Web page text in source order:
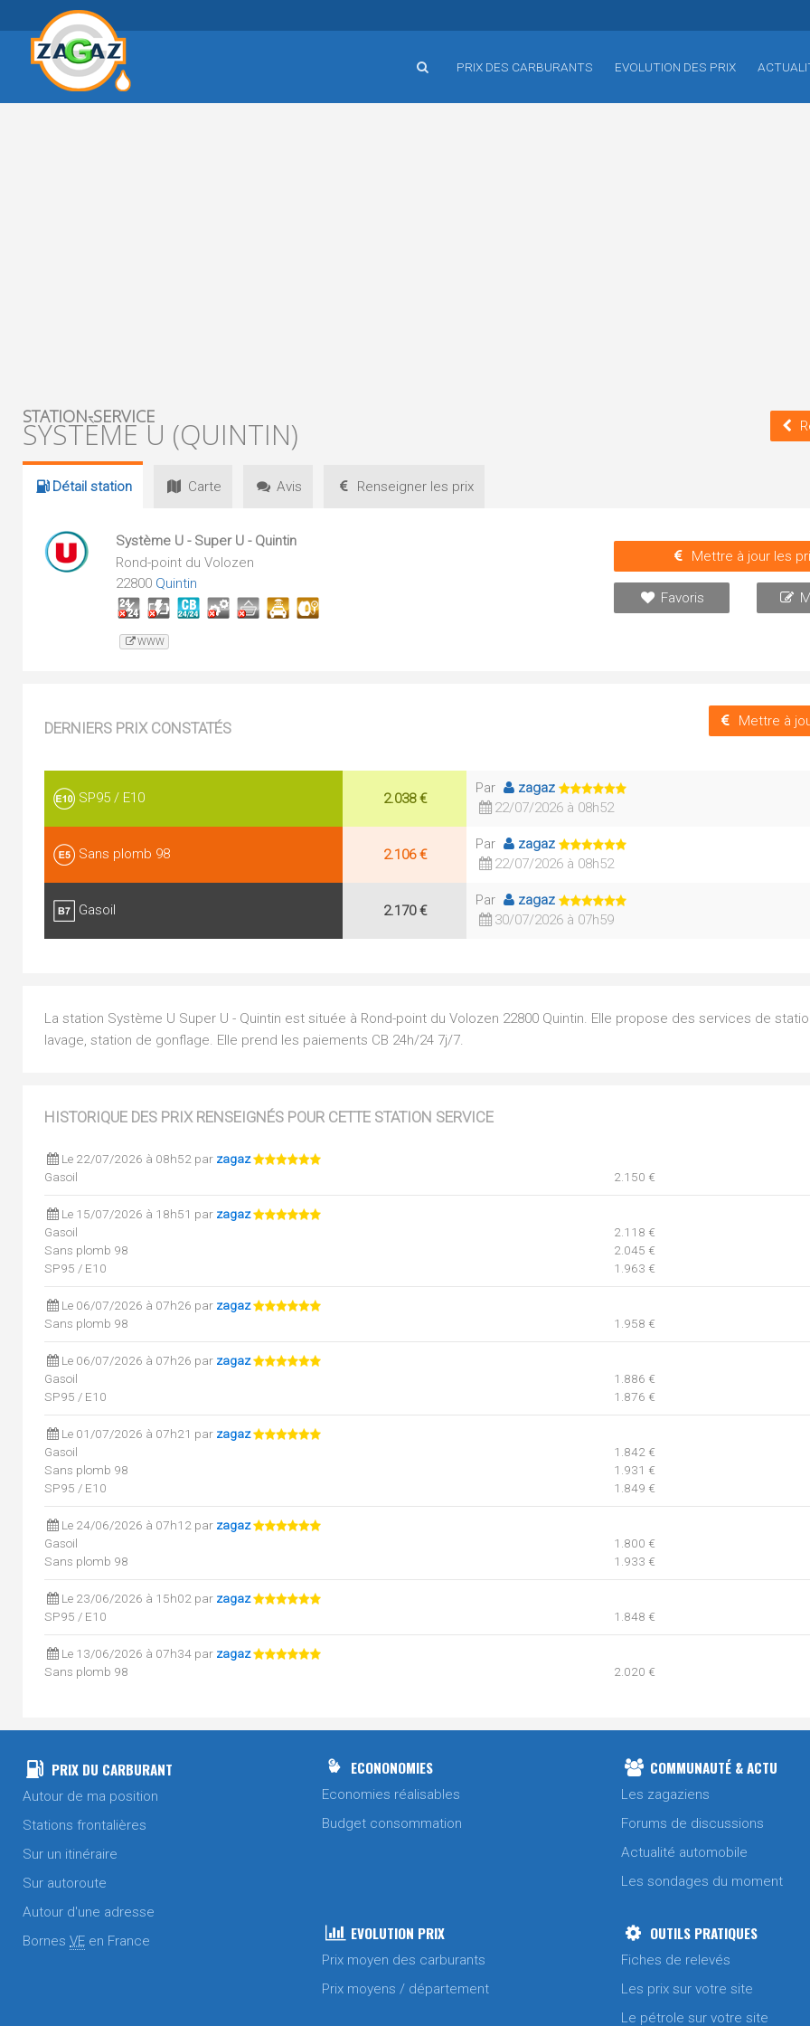
PRIX DES CARBURANTS EVOLUTION DES PRIX
STATION-SERVICE
SYSTÈME U (QUINTIN)
Détail station Carte Avis Renseigner les prix
Système U - Super U - Quintin
Rond-point du Volozen
22800 Quintin
WWW
Mettre à jour les
Favoris
DERNIERS PRIX CONSTATÉS Mettre à
SP95 / E10 2.038 €
Par
zagaz
22/07/2026 à 08h52
Sans plomb 98 2.106 €
Par
zagaz
22/07/2026 à 08h52
Gasoil 2.170 €
Par
zagaz
30/07/2026 à 07h59
La station Système U Super U - Quintin est située à Rond-point du Volozen 22800 Quintin. Elle propose des services de
lavage, station de gonflage. Elle prend les paiements CB 24h/24 7j/7.
HISTORIQUE DES PRIX RENSEIGNÉS POUR CETTE STATION SERVICE
Le 22/07/2026 à 08h52 par zagaz
Gasoil
2.150 €
Le 15/07/2026 à 18h51 par zagaz
Gasoil
2.118 €
Sans plomb 98
2.045 €
SP95 / E10
1.963 €
Le 06/07/2026 à 07h26 par zagaz
Sans plomb 98
1.958 €
Le 06/07/2026 à 07h26 par zagaz
Gasoil
1.886 €
SP95 / E10
1.876 €
Le 01/07/2026 à 07h21 par zagaz
Gasoil
1.842 €
Sans plomb 98
1.931 €
SP95 / E10
1.849 €
Le 24/06/2026 à 07h12 par zagaz
Gasoil
1.800 €
Sans plomb 98
1.933 €
Le 23/06/2026 à 15h02 par zagaz
SP95 / E10
1.848 €
Le 13/06/2026 à 07h34 par zagaz
Sans plomb 98
2.020 €
Gasoil
2.012 €
Sans plomb 98
2.015 €
1.944 €
Le 30/05/2026 à 10h33 par
2.003 €
SP95 / E10
PRIX DU CARBURANT
Autour de ma position
Stations frontalières
Sur un itinéraire
Sur autoroute
Autour d'une adresse
Bornes VE en France
ECONONOMIES
Economies réalisables
Budget consommation
COMMUNAUTÉ & ACTU
Les zagaziens
Forums de discussions
Actualité automobile
Les sondages du moment
EVOLUTION PRIX
Prix moyen des carburants
Prix moyens / département
OUTILS PRATIQUES
Fiches de relevés
Les prix sur votre site
Le pétrole sur votre site